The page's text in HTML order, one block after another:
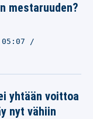
mestaruuden?
yhtään voittoa
nyt vähiin